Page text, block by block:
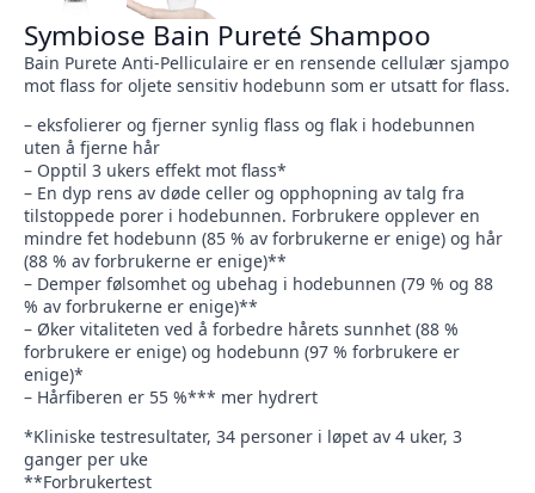
Symbiose Bain Pureté Shampoo
Bain Purete Anti-Pelliculaire er en rensende cellulær sjampo
mot flass for oljete sensitiv hodebunn som er utsatt for flass.
– eksfolierer og fjerner synlig flass og flak i hodebunnen
uten å fjerne hår
– Opptil 3 ukers effekt mot flass*
– En dyp rens av døde celler og opphopning av talg fra
tilstoppede porer i hodebunnen. Forbrukere opplever en
mindre fet hodebunn (85 % av forbrukerne er enige) og hår
(88 % av forbrukerne er enige)**
– Demper følsomhet og ubehag i hodebunnen (79 % og 88
% av forbrukerne er enige)**
– Øker vitaliteten ved å forbedre hårets sunnhet (88 %
forbrukere er enige) og hodebunn (97 % forbrukere er
enige)*
– Hårfiberen er 55 %*** mer hydrert
*Kliniske testresultater, 34 personer i løpet av 4 uker, 3
ganger per uke
**Forbrukertest